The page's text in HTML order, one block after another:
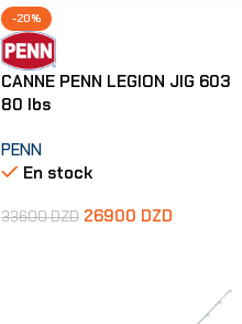
-20%
CANNE PENN LEGION JIG 603
80 lbs
PENN
En stock
33600DZD 26900 DZD